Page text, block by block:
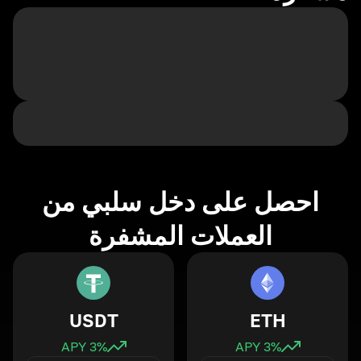
احصل على دخل سلبي من
العملات المشفرة
ETH
3% APY
USDT
3% APY